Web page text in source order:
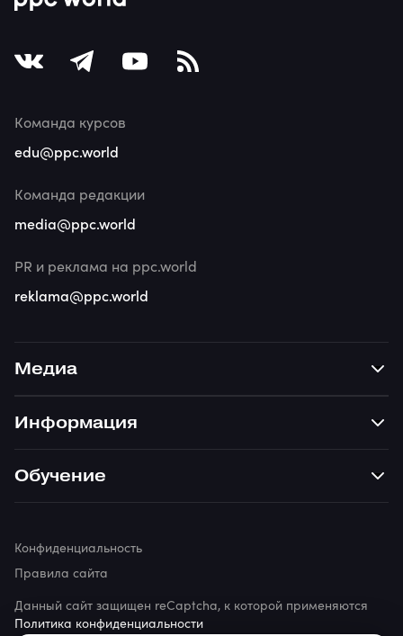
Медиа
Информация
Обучение
Команда курсов
edu@ppc.world
Команда редакции
media@ppc.world
PR и реклама на ppc.world
reklama@ppc.world
Данный сайт защищен reCaptcha, к которой применяются
Политика конфиденциальности
Конфиденциальность
Правила сайта